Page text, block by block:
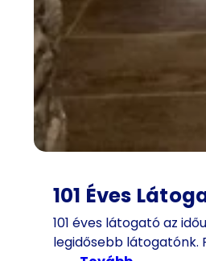
101 Éves
101 éves látogató az
legidősebb látogatónk.